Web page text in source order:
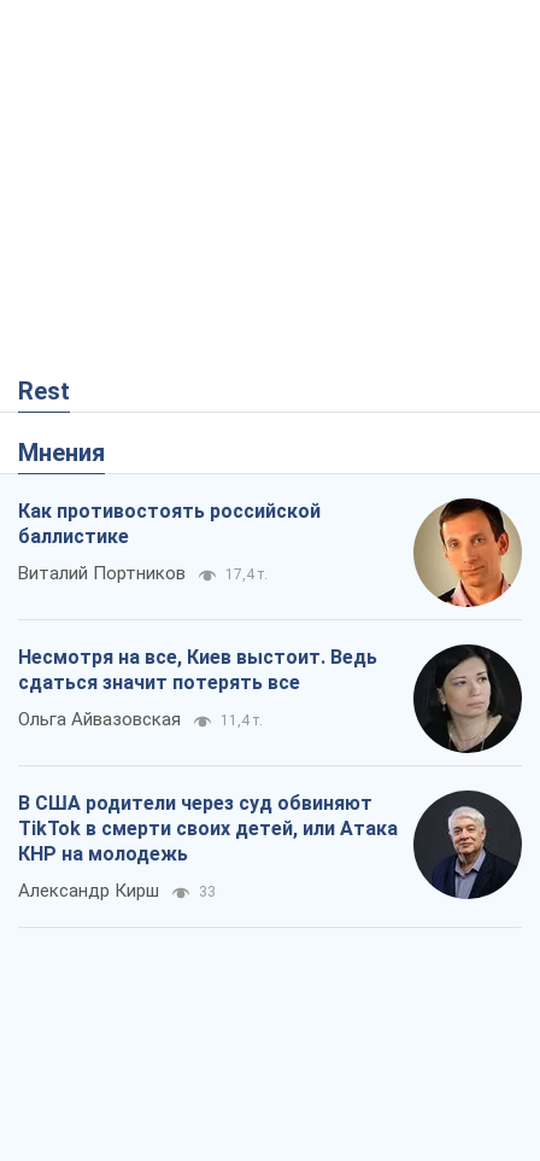
Rest
Мнения
Как противостоять российской
баллистике
Виталий Портников 17,4 т.
Несмотря на все, Киев выстоит. Ведь
сдаться значит потерять все
Ольга Айвазовская 11,4 т.
В США родители через суд обвиняют
TikTok в смерти своих детей, или Атака
КНР на молодежь
Александр Кирш 33